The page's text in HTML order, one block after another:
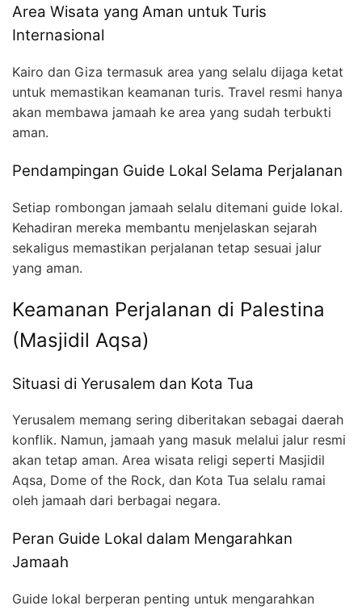
Area Wisata yang Aman untuk Turis
Internasional
Kairo dan Giza termasuk area yang selalu dijaga ketat
untuk memastikan keamanan turis. Travel resmi hanya
akan membawa jamaah ke area yang sudah terbukti
aman.
Pendampingan Guide Lokal Selama Perjalanan
Setiap rombongan jamaah selalu ditemani guide lokal.
Kehadiran mereka membantu menjelaskan sejarah
sekaligus memastikan perjalanan tetap sesuai jalur
yang aman.
Keamanan Perjalanan di Palestina
(Masjidil Aqsa)
Situasi di Yerusalem dan Kota Tua
Yerusalem memang sering diberitakan sebagai daerah
konflik. Namun, jamaah yang masuk melalui jalur resmi
akan tetap aman. Area wisata religi seperti Masjidil
Aqsa, Dome of the Rock, dan Kota Tua selalu ramai
oleh jamaah dari berbagai negara.
Peran Guide Lokal dalam Mengarahkan
Jamaah
Guide lokal berperan penting untuk mengarahkan